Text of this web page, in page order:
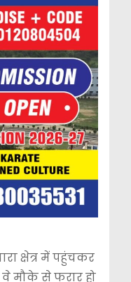
क्षेत्र में पहुंचकर
मौके से फरार हो